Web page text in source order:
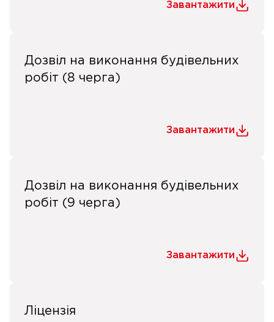
Завантажити
Дозвіл на виконання будівельних
робіт (8 черга)
Завантажити
Дозвіл на виконання будівельних
робіт (9 черга)
Завантажити
Ліцензія